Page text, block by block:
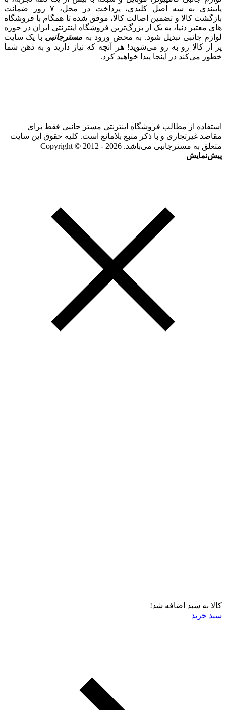
پایبندی به سه اصل کلیدی، پرداخت در محل، ۷ روز ضمانت
بازگشت کالا و تضمین اصالت کالا، موفق شده تا همگام با فروشگاه‌
های معتبر دنیا، به یک از بزرگ‌ترین فروشگاه اینترنتی ایران در حوزه
لوازم جانبی تبدیل شود. به محض ورود به مسترجانبی با یک سایت
پر از کالا رو به رو می‌شوید! هر آنچه که نیاز دارید و به ذهن شما
خطور می‌کند در اینجا پیدا خواهید کرد.
استفاده از مطالب فروشگاه اینترنتی مستر جانبی فقط برای
مقاصد غیرتجاری و با ذکر منبع بلامانع است. کلیه حقوق این سایت
متعلق به مسترجانبی می‌باشد. Copyright © 2012 - 2026
پیش‌نمایش
کالا به سبد اضافه شد!
سبد خرید